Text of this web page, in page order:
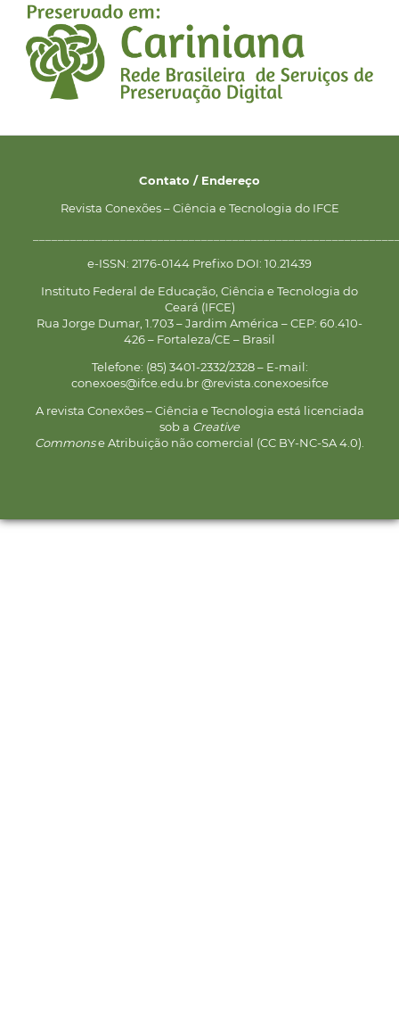
Contato / Endereço
Revista Conexões – Ciência e Tecnologia do IFCE
e-ISSN: 2176-0144 Prefixo DOI: 10.21439
Instituto Federal de Educação, Ciência e Tecnologia do
Ceará (IFCE)
Rua Jorge Dumar, 1.703 – Jardim América – CEP: 60.410-
426 – Fortaleza/CE – Brasil
Telefone: (85) 3401-2332/2328 – E-mail:
conexoes@ifce.edu.br @revista.conexoesifce
A revista Conexões – Ciência e Tecnologia está licenciada
sob a Creative
Commonse Atribuição não comercial (CC BY-NC-SA 4.0).